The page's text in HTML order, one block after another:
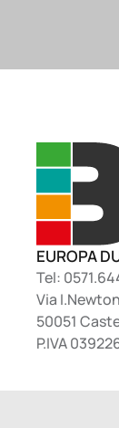
EUROPA
Tel:
Via
50051
P.IVA